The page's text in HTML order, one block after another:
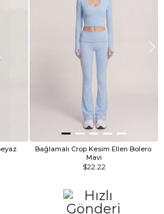
Bağlamalı Crop Kesim Ellen Bolero
Mavi
$22.22